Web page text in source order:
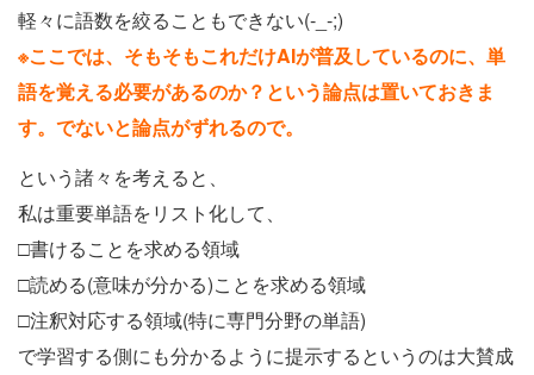
軽々に語数を絞ることもできない(-_-;)
※ここでは、そもそもこれだけAIが普及しているのに、単
語を覚える必要があるのか？という論点は置いておきま
す。でないと論点がずれるので。
という諸々を考えると、
私は重要単語をリスト化して、
□書けることを求める領域
□読める(意味が分かる)ことを求める領域
□注釈対応する領域(特に専門分野の単語)
で学習する側にも分かるように提示するというのは大賛成